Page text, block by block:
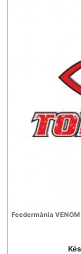
Feedermánia VENOM